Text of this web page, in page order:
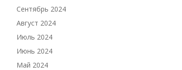
Сентябрь 2024
Август 2024
Июль 2024
Июнь 2024
Май 2024